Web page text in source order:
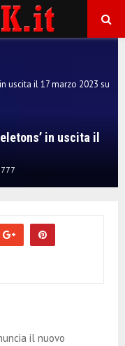
uscita il 17 marzo 2023 su
in uscita il
777
il nuovo